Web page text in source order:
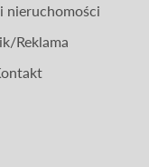
nieruchomości
Reklama